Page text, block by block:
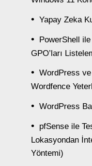
Yapay Zeka
PowerShell
GPO’ları
WordPress
Wordfence
WordPress
pfSense ile
Lokasyondan
Yöntemi)